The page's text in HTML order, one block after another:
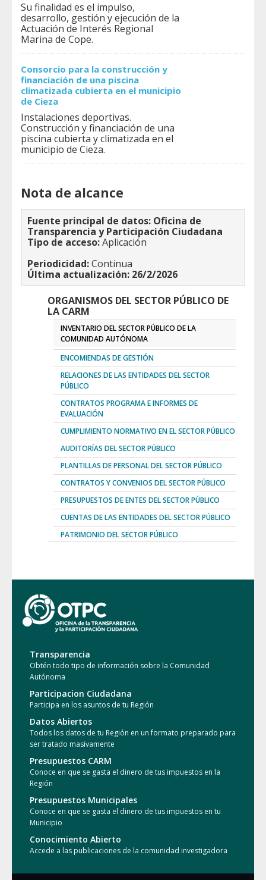
Su finalidad es el impulso,
desarrollo, gestión y ejecución de la
Actuación de Interés Regional
Marina de Cope.
Consorcio para la construcción y
financiación de una piscina
climatizada cubierta en el municipio
de Cieza
Instalaciones deportivas.
Construcción y financiación de una
piscina cubierta y climatizada en el
municipio de Cieza.
Nota de alcance
Fuente principal de datos: Oficina de
Transparencia y Participación Ciudadana
Tipo de acceso:Aplicación
Periodicidad:Continua
Última actualización: 26/2/2026
ORGANISMOS DEL SECTOR PÚBLICO DE
LA CARM
INVENTARIO DEL SECTOR PÚBLICO DE LA
COMUNIDAD AUTÓNOMA
ENCOMIENDAS DE GESTIÓN
RELACIONES DE LAS ENTIDADES DEL SECTOR
PÚBLICO
CONTRATOS PROGRAMA E INFORMES DE
EVALUACIÓN
CUMPLIMIENTO NORMATIVO EN EL SECTOR PÚBLICO
AUDITORÍAS DEL SECTOR PÚBLICO
PLANTILLAS DE PERSONAL DEL SECTOR PÚBLICO
CONTRATOS Y CONVENIOS DEL SECTOR PÚBLICO
PRESUPUESTOS DE ENTES DEL SECTOR PÚBLICO
CUENTAS DE LAS ENTIDADES DEL SECTOR PÚBLICO
PATRIMONIO DEL SECTOR PÚBLICO
Transparencia
Obtén todo tipo de información sobre la Comunidad
Autónoma
Participacion Ciudadana
Participa en los asuntos de tu Región
Datos Abiertos
Todos los datos de tu Región en un formato preparado para
ser tratado masivamente
Presupuestos CARM
Conoce en que se gasta el dinero de tus impuestos en la
Región
Presupuestos Municipales
Conoce en que se gasta el dinero de tus impuestos en tu
Municipio
Conocimiento Abierto
Accede a las publicaciones de la comunidad investigadora